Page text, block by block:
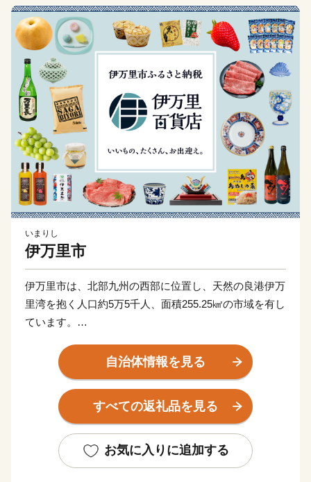
いまりし
伊万里市
伊万里市は、北部九州の西部に位置し、天然の良港伊万
里湾を抱く人口約5万5千人、面積255.25㎢の市域を有し
ています。
古伊万里や石炭の積出港として栄え、「古伊万里文化」
の香りが漂う焼き物などを市内の随所で見ることができ
る風光明媚なまちです。
かく、とろけるほどの美味しさです。由緒ある枝肉共励
会で多くの賞に輝くなど、伊万里を代表する特産物で
自治体情報を見る
すべての返礼品を見る
お気に入りに追加する